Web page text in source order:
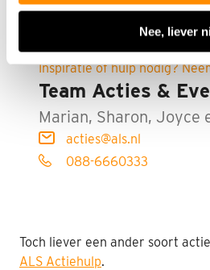
Nee, liever
Inspiratie of hulp nodig?
Team Acties &
Marian, Sharon, Joyce
acties@als.nl
088-6660333
Toch liever een ander soort
ALS Actiehulp.